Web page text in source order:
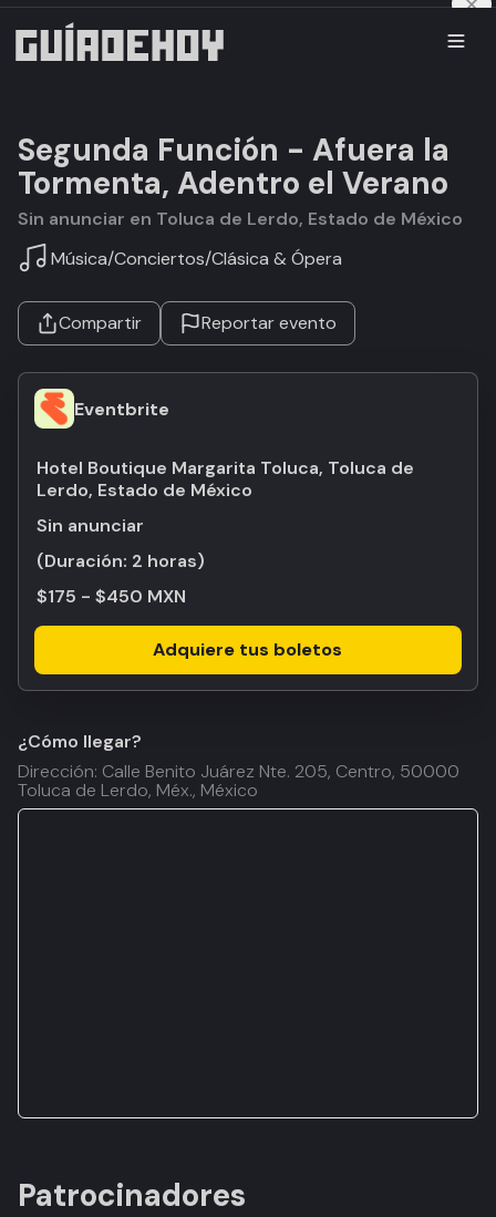
Segunda Función - Afuera la
Tormenta, Adentro el Verano
Sin anunciar en Toluca de Lerdo, Estado de México
Música/Conciertos/Clásica & Ópera
Compartir Reportar evento
Eventbrite
Hotel Boutique Margarita Toluca, Toluca de
Lerdo, Estado de México
Sin anunciar
(Duración: 2 horas)
$175 - $450 MXN
Adquiere tus boletos
¿Cómo llegar?
Dirección: Calle Benito Juárez Nte. 205, Centro, 50000
Toluca de Lerdo, Méx., México
Patrocinadores